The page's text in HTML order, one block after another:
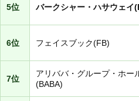
5位 バークシャー・ハサウェイ
6位 フェイスブック(FB)
7位
アリババ・グループ・ホー
(BABA)